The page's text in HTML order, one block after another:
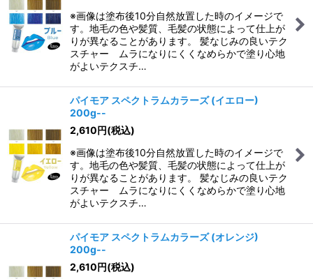
※画像は塗布後10分自然放置した時のイメージで
す。地毛の色や髪質、毛髪の状態によって仕上が
りが異なることがあります。 髪なじみの良いテク
スチャー ムラになりにくくなめらかで塗り心地
がよいテクスチ…
パイモア スペクトラムカラーズ (イエロー)
200g--
2,610円(税込)
※画像は塗布後10分自然放置した時のイメージで
す。地毛の色や髪質、毛髪の状態によって仕上が
りが異なることがあります。 髪なじみの良いテク
スチャー ムラになりにくくなめらかで塗り心地
がよいテクスチ…
パイモア スペクトラムカラーズ (オレンジ)
200g--
2,610円(税込)